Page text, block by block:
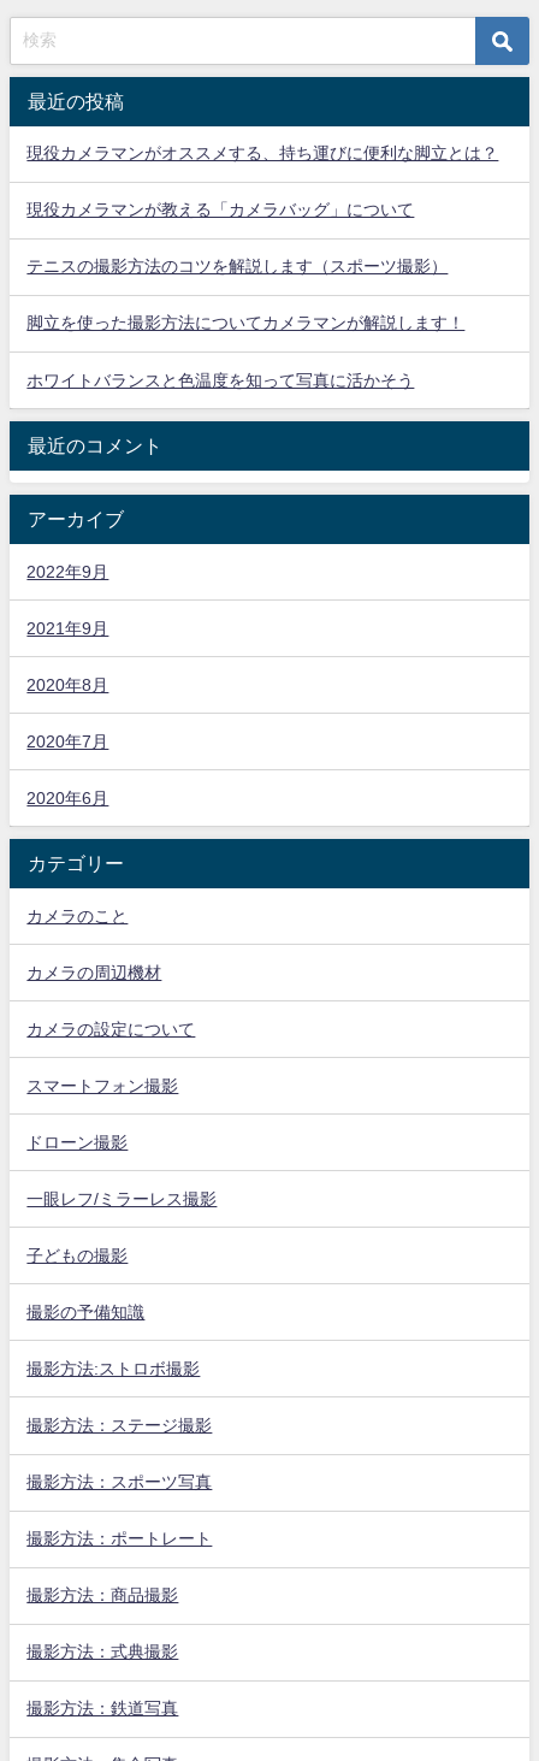
最近の投稿
現役カメラマンがオススメする、持ち運びに便利な脚立とは？
現役カメラマンが教える「カメラバッグ」について
テニスの撮影方法のコツを解説します（スポーツ撮影）
脚立を使った撮影方法についてカメラマンが解説します！
ホワイトバランスと色温度を知って写真に活かそう
最近のコメント
アーカイブ
2022年9月
2021年9月
2020年8月
2020年7月
2020年6月
カテゴリー
カメラのこと
カメラの周辺機材
カメラの設定について
スマートフォン撮影
ドローン撮影
一眼レフ/ミラーレス撮影
子どもの撮影
撮影の予備知識
撮影方法:ストロボ撮影
撮影方法：ステージ撮影
撮影方法：スポーツ写真
撮影方法：ポートレート
撮影方法：商品撮影
撮影方法：式典撮影
撮影方法：鉄道写真